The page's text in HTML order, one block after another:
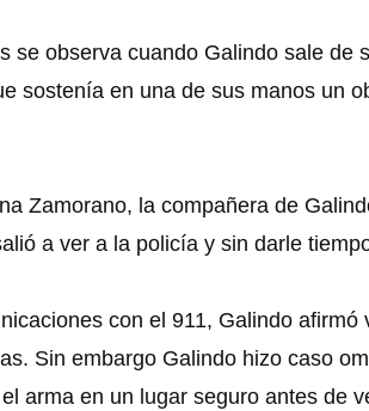
se observa cuando Galindo sale de
sostenía en una de sus manos un
Zamorano, la compañera de
a ver a la policía y sin darle
con el 911, Galindo
Sin embargo Galindo hizo caso
arma en un lugar seguro antes de